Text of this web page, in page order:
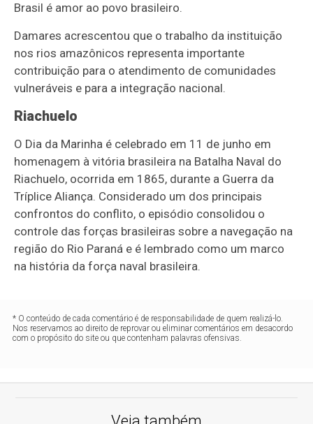
Brasil é amor ao povo brasileiro.
Damares acrescentou que o trabalho da instituição
nos rios amazônicos representa importante
contribuição para o atendimento de comunidades
vulneráveis e para a integração nacional.
Riachuelo
O Dia da Marinha é celebrado em 11 de junho em
homenagem à vitória brasileira na Batalha Naval do
Riachuelo, ocorrida em 1865, durante a Guerra da
Tríplice Aliança. Considerado um dos principais
confrontos do conflito, o episódio consolidou o
controle das forças brasileiras sobre a navegação na
região do Rio Paraná e é lembrado como um marco
na história da força naval brasileira.
* O conteúdo de cada comentário é de responsabilidade de quem realizá-lo.
Nos reservamos ao direito de reprovar ou eliminar comentários em desacordo
com o propósito do site ou que contenham palavras ofensivas.